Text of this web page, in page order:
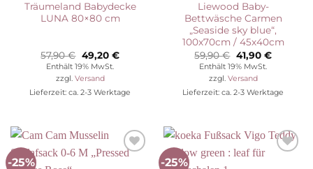
Träumeland Babydecke
LUNA 80×80 cm
57,90€ Ursprünglicher
Preis
war:
57,90 €
49,20 €Aktueller
Enthält 19% MwSt.
zzgl. Versand
Lieferzeit: ca. 2-3 Werktage
Liewood Baby-
Bettwäsche Carmen
„Seaside sky blue“,
100x70cm / 45x40cm
59,90€ Ursprünglicher
Preis
war:
59,90 €
41,90 €
Enthält 19% MwSt.
zzgl. Versand
Lieferzeit: ca. 2-3 Werktage
-25% -25%